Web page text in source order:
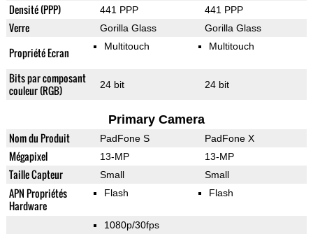
Densité (PPP) 441 PPP 441 PPP
Verre Gorilla Glass Gorilla Glass
Propriété Ecran Multitouch Multitouch
Bits par composant
couleur (RGB)
24 bit 24 bit
Primary Camera
Nom du Produit PadFone S PadFone X
Mégapixel 13-MP 13-MP
Taille Capteur Small Small
APN Propriétés
Hardware
Flash Flash
1080p/30fps